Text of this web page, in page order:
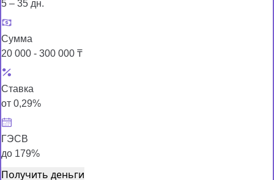
5 – 35 дн.
Сумма
20 000 - 300 000 ₸
Ставка
от 0,29%
ГЭСВ
до 179%
Получить деньги